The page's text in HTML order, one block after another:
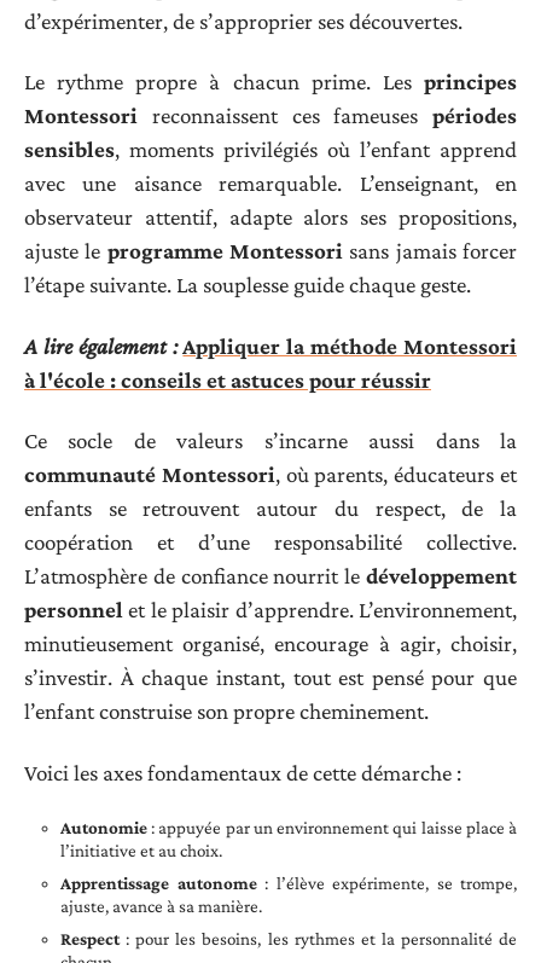
d’expérimenter, de s’approprier ses découvertes.
Le rythme propre à chacun prime. Les principes
Montessori reconnaissent ces fameuses périodes
sensibles, moments privilégiés où l’enfant apprend
avec une aisance remarquable. L’enseignant, en
observateur attentif, adapte alors ses propositions,
ajuste le programme Montessori sans jamais forcer
l’étape suivante. La souplesse guide chaque geste.
A lire également : Appliquer la méthode Montessori
à l'école : conseils et astuces pour réussir
Ce socle de valeurs s’incarne aussi dans la
communauté Montessori, où parents, éducateurs et
enfants se retrouvent autour du respect, de la
coopération et d’une responsabilité collective.
L’atmosphère de confiance nourrit le développement
personnelet le plaisir d’apprendre. L’environnement,
minutieusement organisé, encourage à agir, choisir,
s’investir. À chaque instant, tout est pensé pour que
l’enfant construise son propre cheminement.
Voici les axes fondamentaux de cette démarche :
Autonomie: appuyée par un environnement qui laisse place à
l’initiative et au choix.
Apprentissage autonome: l’élève expérimente, se trompe,
ajuste, avance à sa manière.
Respect: pour les besoins, les rythmes et la personnalité de